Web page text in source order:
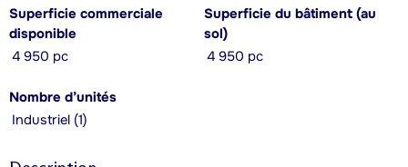
Superficie commerciale
disponible
4 950 pc
Superficie du bâtiment (au
sol)
4 950 pc
Nombre d’unités
Industriel (1)